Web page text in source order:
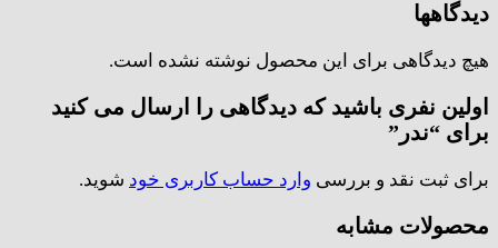
دیدگاهها
هیچ دیدگاهی برای این محصول نوشته نشده است.
اولین نفری باشید که دیدگاهی را ارسال می کنید
برای “ندر”
برای ثبت نقد و بررسی وارد حساب کاربری خود شوید.
محصولات مشابه